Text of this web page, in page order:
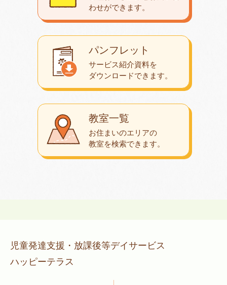
教室一覧
お住まいのエリアの
教室を検索できます。
パンフレット
サービス紹介資料を
ダウンロードできます。
わせができます。
児童発達支援・放課後等デイサービス
ハッピーテラス